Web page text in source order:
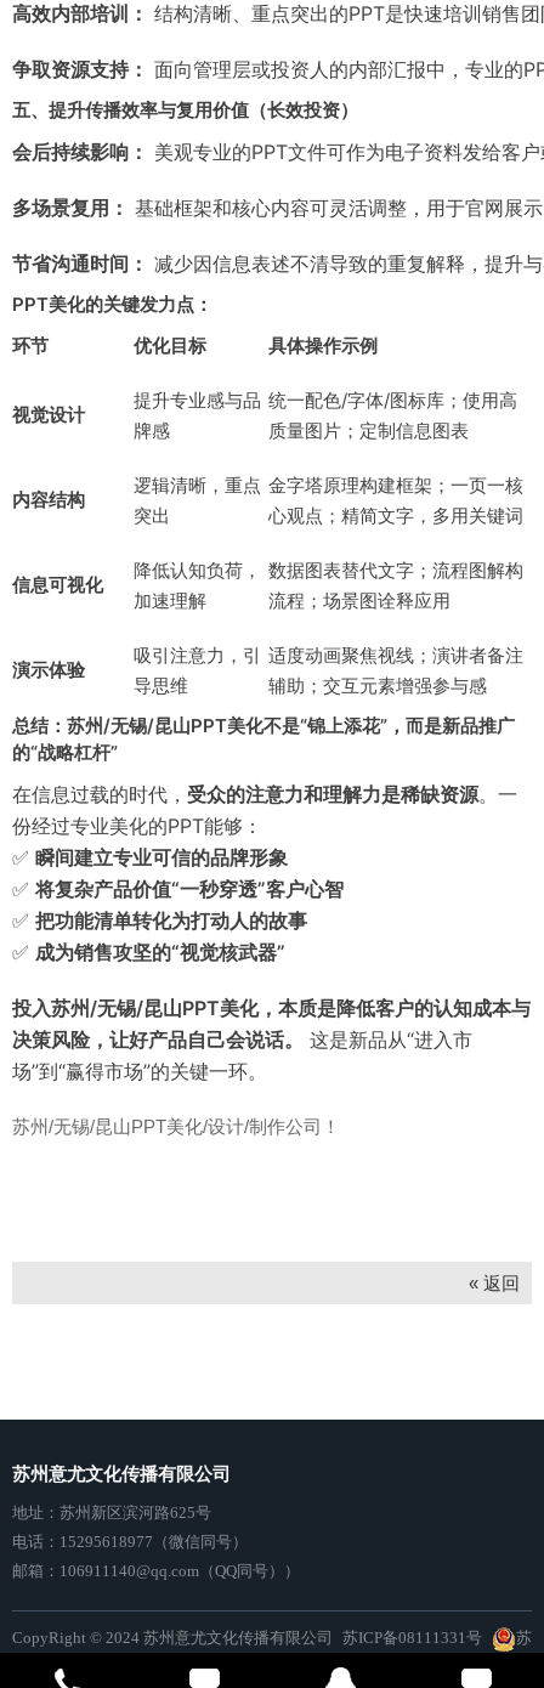
高效内部培训： 结构清晰、重点突出的PPT是快速培训销售
争取资源支持： 面向管理层或投资人的内部汇报中，专业的
五、提升传播效率与复用价值（长效投资）
会后持续影响： 美观专业的PPT文件可作为电子资料发给客
多场景复用： 基础框架和核心内容可灵活调整，用于官网展
节省沟通时间： 减少因信息表述不清导致的重复解释，提升
PPT美化的关键发力点：
环节
优化目标 具体操作示例
视觉设计
提升专业感与品
牌感
统一配色/字体/图标库；使用高
质量图片；定制信息图表
内容结构
逻辑清晰，重点
突出
金字塔原理构建框架；一页一核
心观点；精简文字，多用关键词
信息可视化
降低认知负荷，
加速理解
数据图表替代文字；流程图解构
流程；场景图诠释应用
演示体验
吸引注意力，引
导思维
适度动画聚焦视线；演讲者备注
辅助；交互元素增强参与感
总结：苏州/无锡/昆山PPT美化不是“锦上添花”，而是新品推广
的“战略杠杆”
在信息过载的时代， 受众的注意力和理解力是稀缺资源。一
份经过专业美化的PPT能够：
✅ 瞬间建立专业可信的品牌形象
✅将复杂产品价值“一秒穿透”客户心智
✅ 把功能清单转化为打动人的故事
✅ 成为销售攻坚的“视觉核武器”
投入苏州/无锡/昆山PPT美化，本质是降低客户的认知成本与
决策风险，让好产品自己会说话。
这是新品从“进入市
场”到“赢得市场”的关键一环。
苏州/无锡/昆山PPT美化/设计/制作公司！
« 返回
苏州意尤文化传播有限公司
地址： 苏州新区滨河路625号
电话：15295618977（微信同号）
邮箱：106911140@qq.com（QQ同号））
CopyRight © 2024 苏州意尤文化传播有限公司 苏ICP备08111331号
苏
公网安备32050802010271号